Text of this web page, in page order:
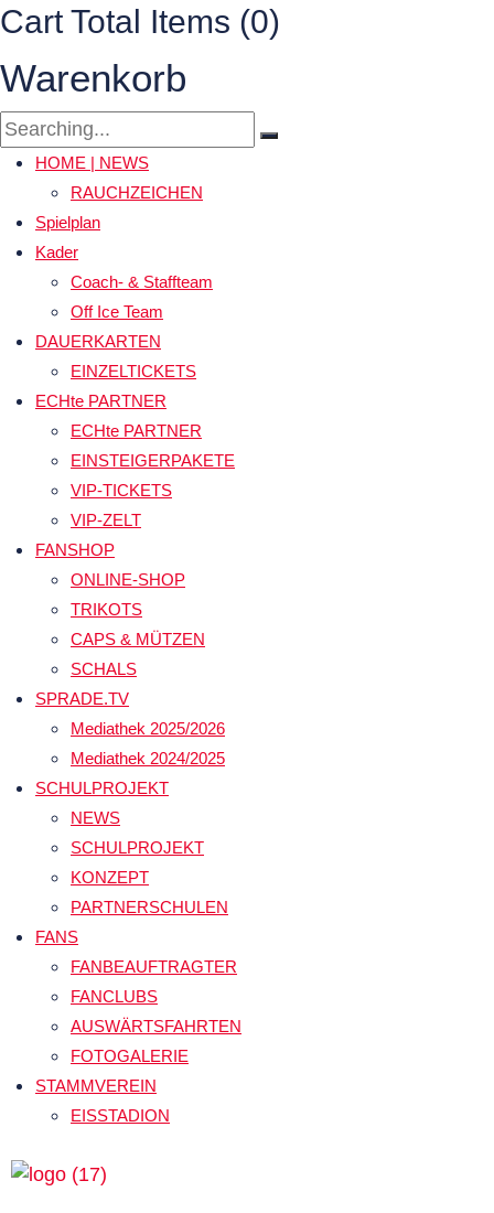
Cart Total Items (0)
Warenkorb
HOME | NEWS
RAUCHZEICHEN
Spielplan
Kader
Coach- & Staffteam
Off Ice Team
DAUERKARTEN
EINZELTICKETS
ECHte PARTNER
ECHte PARTNER
EINSTEIGERPAKETE
VIP-TICKETS
VIP-ZELT
FANSHOP
ONLINE-SHOP
TRIKOTS
CAPS & MÜTZEN
SCHALS
SPRADE.TV
Mediathek 2025/2026
Mediathek 2024/2025
SCHULPROJEKT
NEWS
SCHULPROJEKT
KONZEPT
PARTNERSCHULEN
FANS
FANBEAUFTRAGTER
FANCLUBS
AUSWÄRTSFAHRTEN
FOTOGALERIE
STAMMVEREIN
EISSTADION